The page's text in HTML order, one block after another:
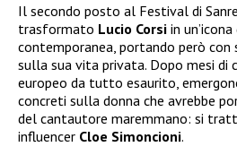
Il secondo posto al Festival di
trasformato Lucio Corsi in
contemporanea, portando però con
sulla sua vita privata. Dopo mesi di
europeo da tutto esaurito,
concreti sulla donna che avrebbe
del cantautore maremmano: si
influencer Cloe Simoncioni.